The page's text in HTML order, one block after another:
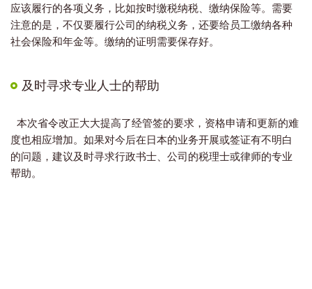
应该履行的各项义务，比如按时缴税纳税、缴纳保险等。需要
注意的是，不仅要履行公司的纳税义务，还要给员工缴纳各种
社会保险和年金等。缴纳的证明需要保存好。
及时寻求专业人士的帮助
本次省令改正大大提高了经管签的要求，资格申请和更新的难
度也相应增加。如果对今后在日本的业务开展或签证有不明白
的问题，建议及时寻求行政书士、公司的税理士或律师的专业
帮助。